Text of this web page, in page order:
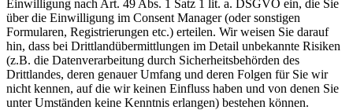
Einwilligung nach Art. 49 Abs. 1 Satz 1 lit. a. DSGVO ein, die Sie
über die Einwilligung im Consent Manager (oder sonstigen
Formularen, Registrierungen etc.) erteilen. Wir weisen Sie darauf
hin, dass bei Drittlandübermittlungen im Detail unbekannte Risiken
(z.B. die Datenverarbeitung durch Sicherheitsbehörden des
Drittlandes, deren genauer Umfang und deren Folgen für Sie wir
nicht kennen, auf die wir keinen Einfluss haben und von denen Sie
unter Umständen keine Kenntnis erlangen) bestehen können.